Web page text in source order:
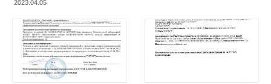
2023.04.05